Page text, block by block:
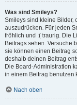
Was sind Smileys?
Smileys sind kleine Bilder,
auszudrücken. Für jeden
fröhlich und :( traurig. Die
Beitrags sehen. Versuche
sie können einen Beitrag
deshalb deinen Beitrag
Die Board-Administration
in einem Beitrag benutzen
Nach oben